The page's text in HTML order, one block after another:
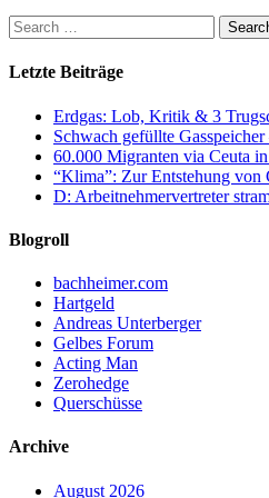
Letzte Beiträge
Erdgas: Lob, Kritik & 3
Schwach gefüllte
60.000 Migranten via Ceuta
“Klima”: Zur Entstehung von
D: Arbeitnehmervertreter
Blogroll
bachheimer.com
Hartgeld
Andreas Unterberger
Gelbes Forum
Acting Man
Zerohedge
Querschüsse
Archive
August 2026